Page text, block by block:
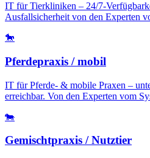
IT für Tierkliniken – 24/7-
Ausfallsicherheit von den Experten
🐎
Pferdepraxis / mobil
IT für Pferde- & mobile Praxen –
erreichbar. Von den Experten vom
🐄
Gemischtpraxis / Nutztier